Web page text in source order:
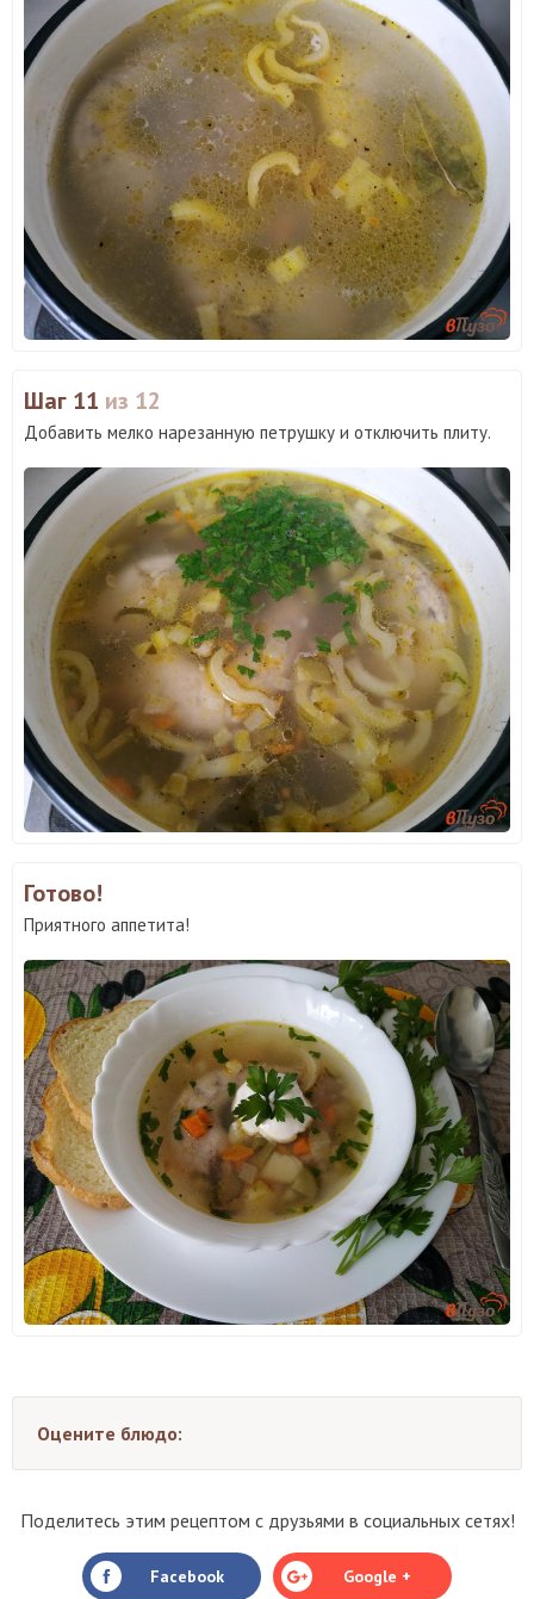
Шаг 11 из 12
Добавить мелко нарезанную петрушку и отключить плиту.
Готово!
Приятного аппетита!
Оцените блюдо:
Поделитесь этим рецептом с друзьями в социальных сетях!
Facebook Google +